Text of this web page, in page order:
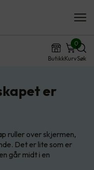
ButikkKurv
0
Søk
er
ruller over skjermen,
Det er lite som er
går midt i en